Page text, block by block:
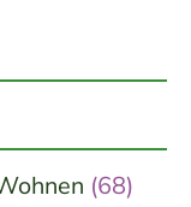
(68)